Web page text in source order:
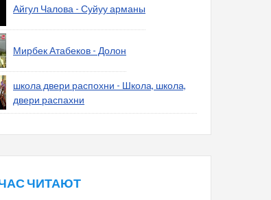
Айгул Чалова - Суйуу арманы
Мирбек Атабеков - Долон
школа двери распохни - Школа, школа,
двери распахни
ЧИТАЮТ